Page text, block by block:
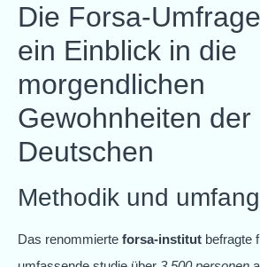
Die Forsa-
ein Einblick in die
morgendlichen
Gewohnheiten der
Deutschen
Methodik und
Das renommierte forsa-institut befragte